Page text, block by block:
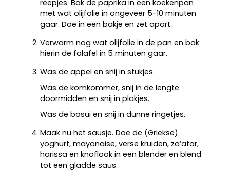
reepjes. Bak de paprika in een koekenpan
met wat olijfolie in ongeveer 5-10 minuten
gaar. Doe in een bakje en zet apart.
Verwarm nog wat olijfolie in de pan en bak
hierin de falafel in 5 minuten gaar.
Was de appel en snij in stukjes.
Was de komkommer, snij in de lengte
doormidden en snij in plakjes.
Was de bosui en snij in dunne ringetjes.
Maak nu het sausje. Doe de (Griekse)
yoghurt, mayonaise, verse kruiden, za’atar,
harissa en knoflook in een blender en blend
tot een gladde saus.